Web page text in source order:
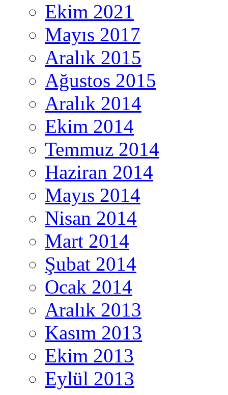
Ekim 2021
Mayıs 2017
Aralık 2015
Ağustos 2015
Aralık 2014
Ekim 2014
Temmuz 2014
Haziran 2014
Mayıs 2014
Nisan 2014
Mart 2014
Şubat 2014
Ocak 2014
Aralık 2013
Kasım 2013
Ekim 2013
Eylül 2013